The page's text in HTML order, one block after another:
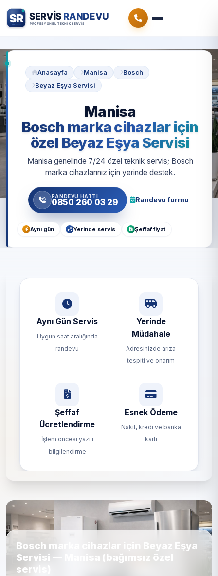
Anasayfa Manisa
Bosch
Beyaz Eşya Servisi
Manisa
Bosch marka cihazlar için
özel Beyaz Eşya Servisi
Manisa genelinde 7/24 özel teknik servis; Bosch
marka cihazlarınız için yerinde destek.
RANDEVU HATTI
0850 260 03 29 Randevu formu
Aynı gün Yerinde servis Şeffaf fiyat
Aynı Gün Servis
Uygun saat aralığında
randevu
Yerinde
Müdahale
Adresinizde arıza
tespiti ve onarım
Şeffaf
Ücretlendirme
İşlem öncesi yazılı
bilgilendirme
Esnek Ödeme
Nakit, kredi ve banka
kartı
Bosch marka cihazlar için Beyaz Eşya
Servisi — Manisa (bağımsız özel
servis)